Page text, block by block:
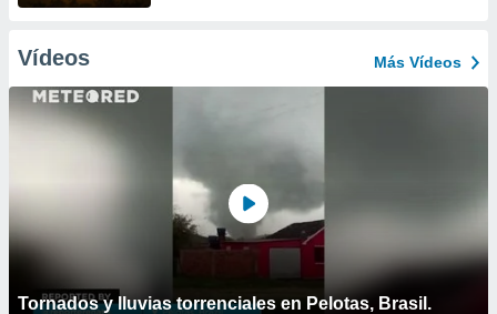
Vídeos Más Vídeos
Tornados y lluvias torrenciales en Pelotas, Brasil.